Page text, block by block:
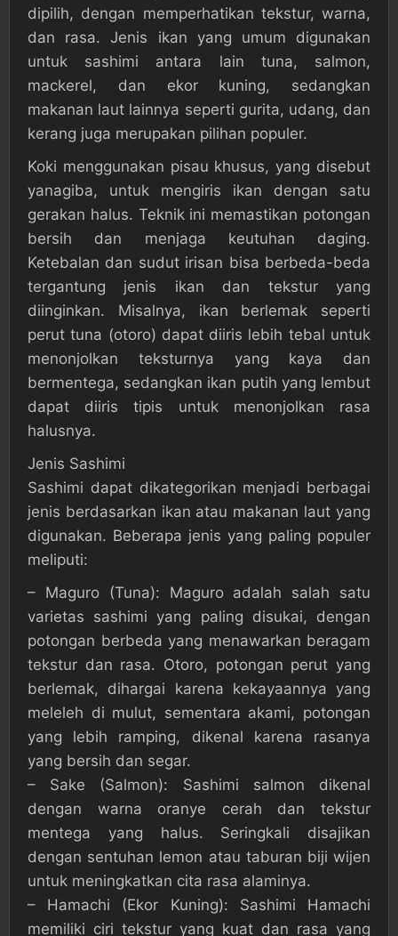
dipilih, dengan memperhatikan tekstur, warna,
dan rasa. Jenis ikan yang umum digunakan
untuk sashimi antara lain tuna, salmon,
mackerel, dan ekor kuning, sedangkan
makanan laut lainnya seperti gurita, udang, dan
kerang juga merupakan pilihan populer.
Koki menggunakan pisau khusus, yang disebut
yanagiba, untuk mengiris ikan dengan satu
gerakan halus. Teknik ini memastikan potongan
bersih dan menjaga keutuhan daging.
Ketebalan dan sudut irisan bisa berbeda-beda
tergantung jenis ikan dan tekstur yang
diinginkan. Misalnya, ikan berlemak seperti
perut tuna (otoro) dapat diiris lebih tebal untuk
menonjolkan teksturnya yang kaya dan
bermentega, sedangkan ikan putih yang lembut
dapat diiris tipis untuk menonjolkan rasa
halusnya.
Jenis Sashimi
Sashimi dapat dikategorikan menjadi berbagai
jenis berdasarkan ikan atau makanan laut yang
digunakan. Beberapa jenis yang paling populer
meliputi:
– Maguro (Tuna): Maguro adalah salah satu
varietas sashimi yang paling disukai, dengan
potongan berbeda yang menawarkan beragam
tekstur dan rasa. Otoro, potongan perut yang
berlemak, dihargai karena kekayaannya yang
meleleh di mulut, sementara akami, potongan
yang lebih ramping, dikenal karena rasanya
yang bersih dan segar.
– Sake (Salmon): Sashimi salmon dikenal
dengan warna oranye cerah dan tekstur
mentega yang halus. Seringkali disajikan
dengan sentuhan lemon atau taburan biji wijen
untuk meningkatkan cita rasa alaminya.
– Hamachi (Ekor Kuning): Sashimi Hamachi
memiliki ciri tekstur yang kuat dan rasa yang